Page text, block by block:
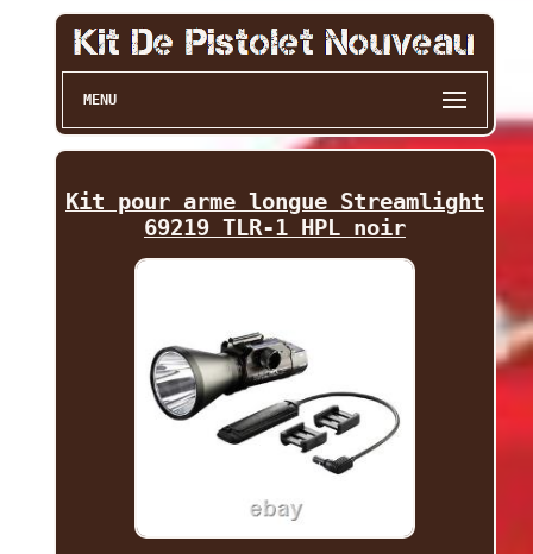
MENU
Kit pour arme longue Streamlight
69219 TLR-1 HPL noir